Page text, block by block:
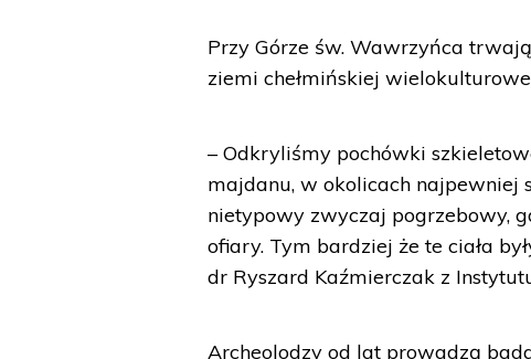
Przy Górze św. Wawrzyńca
ziemi chełmińskiej
– Odkryliśmy pochówki
majdanu, w okolicach najpewniej
nietypowy zwyczaj pogrzebowy,
ofiary. Tym bardziej że te ciała
dr Ryszard Kaźmierczak z
Archeolodzy od lat prowadzą